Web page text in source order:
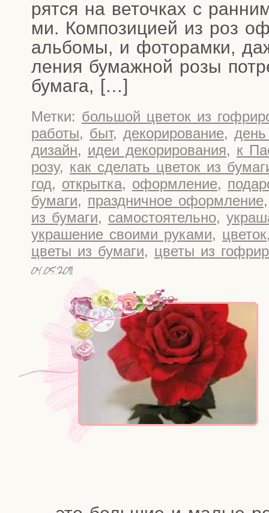
рят­ся на веточ­ках с
ми. Ком­по­зи­ци­ей из роз
аль­бо­мы, и фото­рам­ки,
ле­ния бумаж­ной розы
бумага, […]
Метки: большой цветок из
работы, быт, декорирование,
дизайн, идеи декорирования, к
розу, как сделать цветок из
год, открытка, оформление,
бумаги, праздничное оформление
из бумаги, самостоятельно,
украшение своими руками, цветок
цветы из бумаги, цветы из
04.05.2011